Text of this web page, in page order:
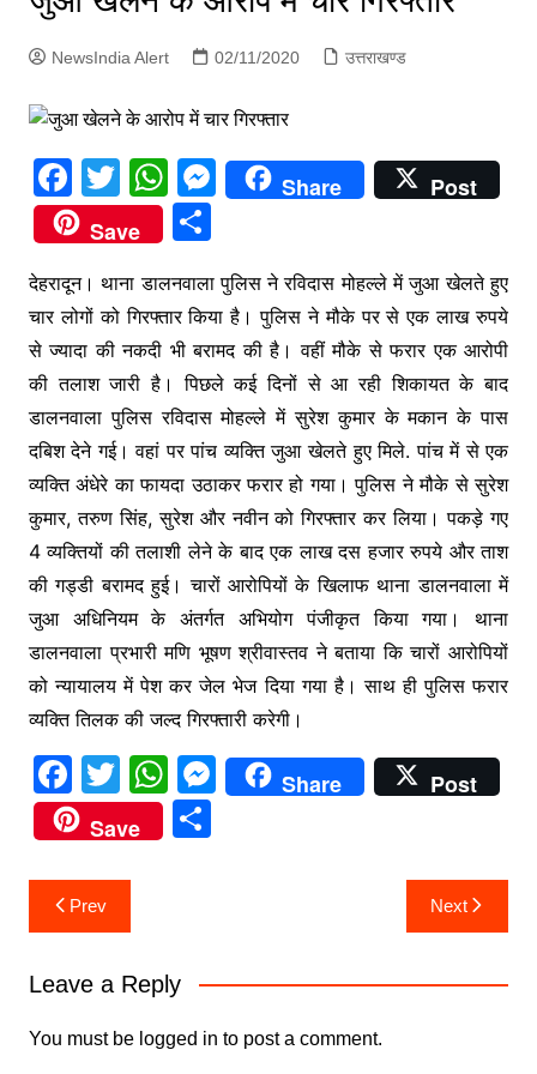
NewsIndia Alert 02/11/2020 उत्तराखण्ड
F
a
c
e
b
o
o
k
T
w
itt
er
W
h
at
s
A
p
p
M
e
s
e
n
g
er
Share
Post
Save
S
ar
e
देहरादून। थाना डालनवाला पुलिस ने रविदास मोहल्ले में जुआ खेलते हुए
चार लोगों को गिरफ्तार किया है। पुलिस ने मौके पर से एक लाख रुपये
से ज्यादा की नकदी भी बरामद की है। वहीं मौके से फरार एक आरोपी
की तलाश जारी है। पिछले कई दिनों से आ रही शिकायत के बाद
डालनवाला पुलिस रविदास मोहल्ले में सुरेश कुमार के मकान के पास
दबिश देने गई। वहां पर पांच व्यक्ति जुआ खेलते हुए मिले. पांच में से एक
व्यक्ति अंधेरे का फायदा उठाकर फरार हो गया। पुलिस ने मौके से सुरेश
कुमार, तरुण सिंह, सुरेश और नवीन को गिरफ्तार कर लिया। पकड़े गए
4 व्यक्तियों की तलाशी लेने के बाद एक लाख दस हजार रुपये और ताश
की गड्डी बरामद हुई। चारों आरोपियों के खिलाफ थाना डालनवाला में
जुआ अधिनियम के अंतर्गत अभियोग पंजीकृत किया गया। थाना
डालनवाला प्रभारी मणि भूषण श्रीवास्तव ने बताया कि चारों आरोपियों
को न्यायालय में पेश कर जेल भेज दिया गया है। साथ ही पुलिस फरार
व्यक्ति तिलक की जल्द गिरफ्तारी करेगी।
F
a
c
e
b
o
k
T
w
itt
er
W
h
at
p
p
M
e
er
Share
Post
Save
S
Post
navigation
Prev Next
Leave a Reply
You must be logged in to post a comment.